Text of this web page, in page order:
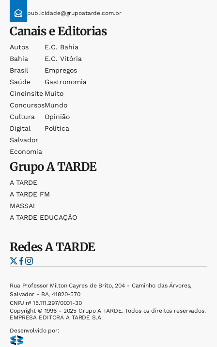
publicidade@grupoatarde.com.br
Canais e Editorias
Autos
Bahia
Brasil
Saúde
Cineinsite
Concursos
Cultura
Digital
Salvador
Economia
E.c. Bahia
E.c. Vitória
Empregos
Gastronomia
Muito
Mundo
Opinião
Política
GrupoA TARDE
A TARDE
A TARDE FM
MASSA!
A TARDE EDUCAÇÃO
RedesA TARDE
Rua Professor Milton Cayres de Brito, 204 - Caminho das Árvores,
Salvador - BA, 41820-570
CNPJ nº 15.111.297/0001-30
Copyright © 1996 - 2025 Grupo A TARDE. Todos os direitos reservados.
EMPRESA EDITORA A TARDE S.A.
Desenvolvido por: